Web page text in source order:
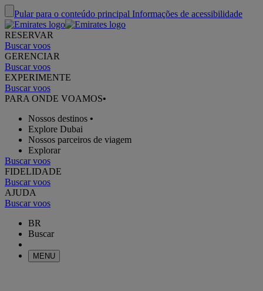
Pular para o conteúdo principal Informações de acessibilidade
RESERVAR
Buscar voos
GERENCIAR
Buscar voos
EXPERIMENTE
Buscar voos
PARA ONDE VOAMOS•
Nossos destinos •
Explore Dubai
Nossos parceiros de viagem
Explorar
Buscar voos
FIDELIDADE
Buscar voos
AJUDA
Buscar voos
BR
Buscar
MENU